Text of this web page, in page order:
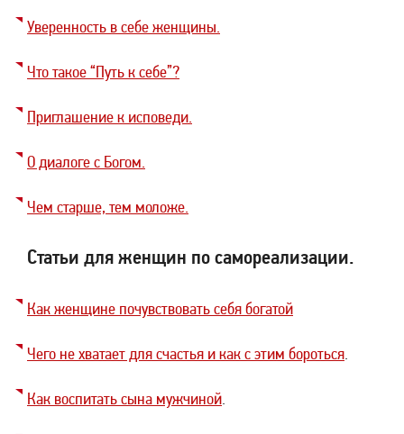
Уверенность в себе женщины.
Что такое “Путь к себе”?
Приглашение к исповеди.
О диалоге с Богом.
Чем старше, тем моложе.
Статьи для женщин по самореализации.
Как женщине почувствовать себя богатой
Чего не хватает для счастья и как с этим бороться
Как воспитать сына мужчиной